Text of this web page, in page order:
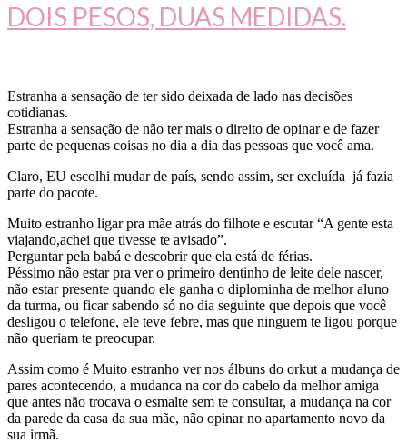
DOIS PESOS, DUAS MEDIDAS.
Estranha a sensação de ter sido deixada de lado nas decisões
cotidianas.
Estranha a sensação de não ter mais o direito de opinar e de fazer
parte de pequenas coisas no dia a dia das pessoas que você ama.
Claro, EU escolhi mudar de país, sendo assim, ser excluída já fazia
parte do pacote.
Muito estranho ligar pra mãe atrás do filhote e escutar “A gente esta
viajando,achei que tivesse te avisado”.
Perguntar pela babá e descobrir que ela está de férias.
Péssimo não estar pra ver o primeiro dentinho de leite dele nascer,
não estar presente quando ele ganha o diplominha de melhor aluno
da turma, ou ficar sabendo só no dia seguinte que depois que você
desligou o telefone, ele teve febre, mas que ninguem te ligou porque
não queriam te preocupar.
Assim como é Muito estranho ver nos álbuns do orkut a mudança de
pares acontecendo, a mudanca na cor do cabelo da melhor amiga
que antes não trocava o esmalte sem te consultar, a mudança na cor
da parede da casa da sua mãe, não opinar no apartamento novo da
sua irmã.